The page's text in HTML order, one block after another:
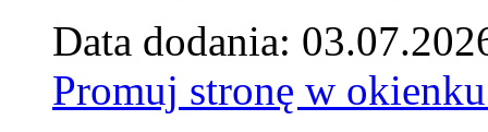
Data dodania:
Promuj stronę w